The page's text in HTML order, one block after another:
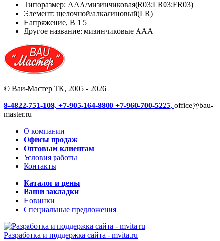
Типоразмер: AAA/мизинчиковая(R03;LR03;FR03)
Элемент: щелочной/алкалиновый(LR)
Напряжение, В 1.5
Другое название: мизинчиковые AAA
© Ваи-Мастер ТК, 2005 - 2026
8-4822-751-108, +7-905-164-8800 +7-960-700-5225, office@bau-
master.ru
О компании
Офисы продаж
Оптовым клиентам
Условия работы
Контакты
Каталог и цены
Ваши закладки
Новинки
Специальные предложения
Разработка и поддержка сайта - mvita.ru